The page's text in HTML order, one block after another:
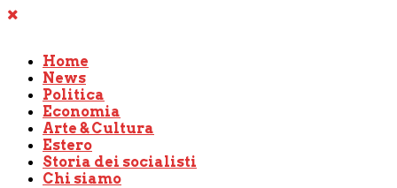
Home
News
Politica
Economia
Arte & Cultura
Estero
Storia dei socialisti
Chi siamo